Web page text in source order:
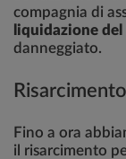
compagnia di
liquidazione
danneggiato.
Fino a ora
il risarcimento